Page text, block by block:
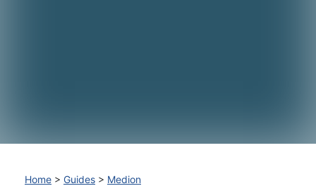
Home > Guides > Medion